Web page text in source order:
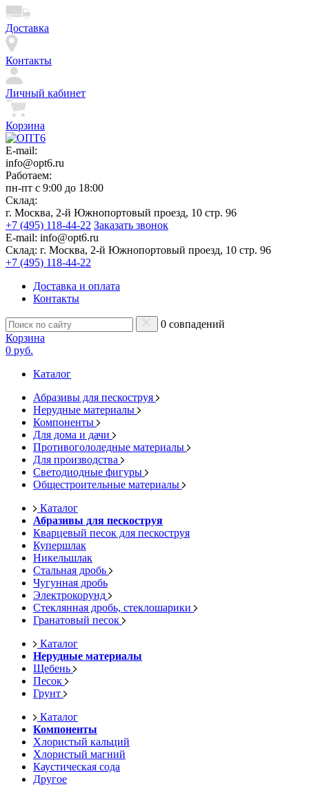
Доставка
Контакты
Личный кабинет
Корзина
E-mail:
info@opt6.ru
Работаем:
пн-пт с 9:00 до 18:00
Склад:
г. Москва, 2-й Южнопортовый проезд, 10 стр. 96
+7 (495) 118-44-22 Заказать звонок
E-mail: info@opt6.ru
Склад: г. Москва, 2-й Южнопортовый проезд, 10 стр. 96
+7 (495) 118-44-22
Доставка и оплата
Контакты
0 совпадений
Корзина
0 руб.
Каталог
Абразивы для пескоструя
Нерудные материалы
Компоненты
Для дома и дачи
Противогололедные материалы
Для производства
Светодиодные фигуры
Общестроительные материалы
Каталог
Абразивы для пескоструя
Кварцевый песок для пескоструя
Купершлак
Никельшлак
Стальная дробь
Чугунная дробь
Электрокорунд
Стеклянная дробь, стеклошарики
Гранатовый песок
Каталог
Нерудные материалы
Щебень
Песок
Грунт
Каталог
Компоненты
Хлористый кальций
Хлористый магний
Каустическая сода
Другое